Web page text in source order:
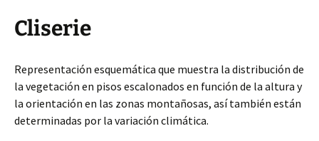
Cliserie
Representación esquemática que muestra la distribución de
la vegetación en pisos escalonados en función de la altura y
la orientación en las zonas montañosas, así también están
determinadas por la variación climática.